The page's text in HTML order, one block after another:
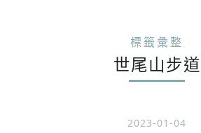
標籤彙整
世尾山步道
2023-01-04